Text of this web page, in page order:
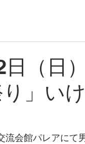
（日
り」い
流会館パレアにて